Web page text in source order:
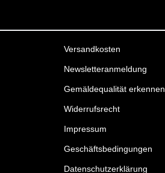
Versandkosten
Newsletteranmeldung
Gemäldequalität erkennen
Widerrufsrecht
Impressum
Geschäftsbedingungen
Datenschutzerklärung